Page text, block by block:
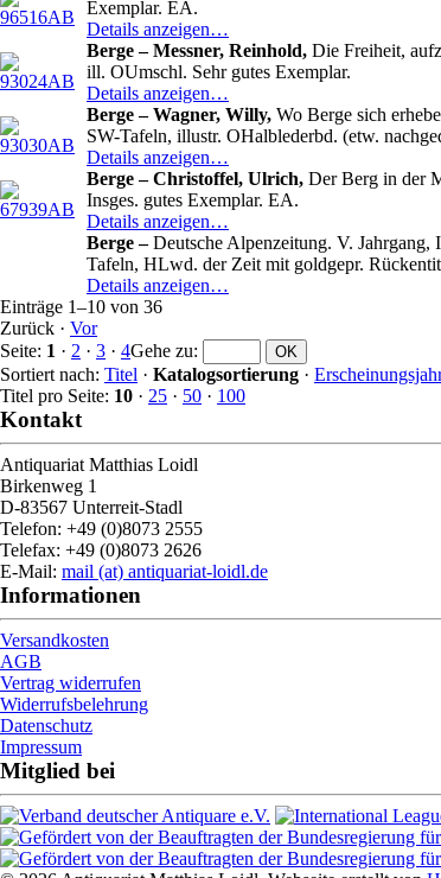
Exemplar. EA.
Details anzeigen…
Berge – Messner, Reinhold, Die Freiheit,
ill. OUmschl. Sehr gutes Exemplar.
Details anzeigen…
Berge – Wagner, Willy, Wo Berge sich
SW-Tafeln, illustr. OHalblederbd. (etw.
Details anzeigen…
Berge – Christoffel, Ulrich, Der Berg in der
Insges. gutes Exemplar. EA.
Details anzeigen…
Berge –Deutsche Alpenzeitung. V.
Tafeln, HLwd. der Zeit mit goldgepr.
Details anzeigen…
Einträge 1–10 von 36
Zurück · Vor
Seite: 1 · 2 · 3 · 4Gehe zu:
Sortiert nach: Titel · Katalogsortierung ·
Titel pro Seite: 10 · 25 · 50 · 100
Kontakt
Antiquariat Matthias Loidl
Birkenweg 1
D-83567 Unterreit-Stadl
Telefon: +49 (0)8073 2555
Telefax: +49 (0)8073 2626
E-Mail: mail (at) antiquariat-loidl.de
Informationen
Versandkosten
AGB
Vertrag widerrufen
Widerrufsbelehrung
Datenschutz
Impressum
Mitglied bei